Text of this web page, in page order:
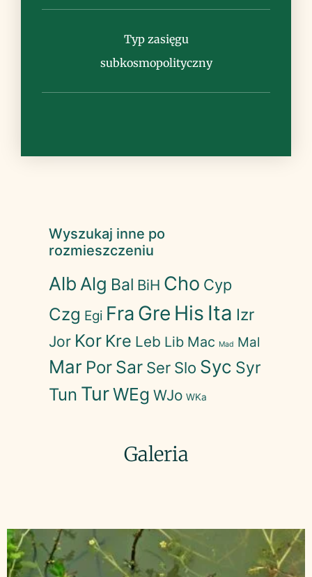
Typ zasięgu
subkosmopolityczny
Wyszukaj inne po
rozmieszczeniu
Alb Alg Bal BiH Cho Cyp
Czg Egi Fra Gre His Ita Izr
Jor Kor Kre Leb Lib Mac Mad Mal
Mar Por Sar Ser Slo Syc Syr
Tun TurWEg WJo WKa
Galeria